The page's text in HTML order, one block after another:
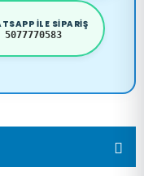
ILE SIPARIŞ
5077770583